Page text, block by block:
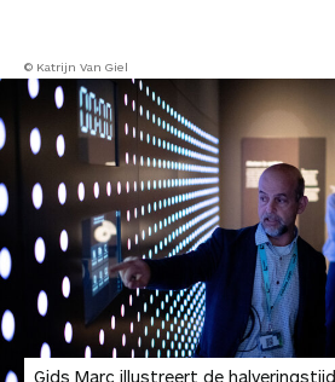
© Katrijn Van Giel
Gids Marc illustreert de